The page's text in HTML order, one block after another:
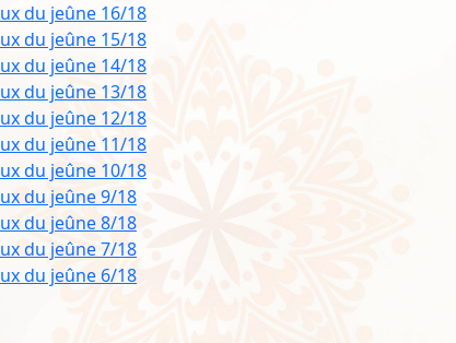
du jeûne 16/18
du jeûne 15/18
du jeûne 14/18
du jeûne 13/18
du jeûne 12/18
du jeûne 11/18
du jeûne 10/18
du jeûne 9/18
du jeûne 8/18
du jeûne 7/18
du jeûne 6/18